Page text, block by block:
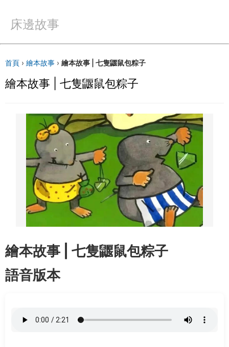
床邊故事
首頁 › 繪本故事 › 繪本故事 | 七隻鼴鼠包粽子
繪本故事 | 七隻鼴鼠包粽子
繪本故事 | 七隻鼴鼠包粽子
語音版本